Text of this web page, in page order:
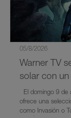
05/8/2026
Warner TV
solar con
El domingo 9 de
ofrece una
como Invasión o